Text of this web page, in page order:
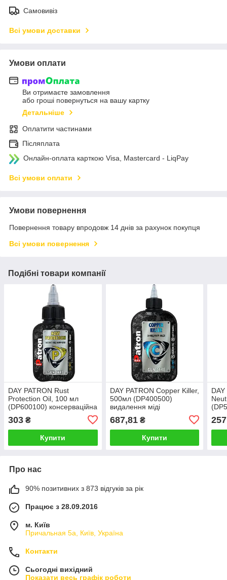
Самовивіз
Всі умови доставки
Умови оплати
Ви отримаєте замовлення
або гроші повернуться на вашу картку
Детальніше
Оплатити частинами
Післяплата
Онлайн-оплата карткою Visa, Mastercard - LiqPay
Всі умови оплати
Умови повернення
Повернення товару впродовж 14 днів за рахунок покупця
Всі умови повернення
Подібні товари компанії
DAY PATRON Rust
Protection Oil, 100 мл
(DP600100) консерваційна
303 ₴
Купити
DAY PATRON Copper Killer,
500мл (DP400500)
видалення міді
687,81₴
Купити
Про нас
90% позитивних з 873 відгуків за рік
Працює з 28.09.2016
м. Київ
Причальная 5а, Київ, Україна
Контакти
Сьогодні вихідний
Показати весь графік роботи